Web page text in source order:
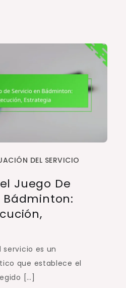
DEL SERVICIO
Juego De
Bádminton:
servicio es un
que establece el
[…]